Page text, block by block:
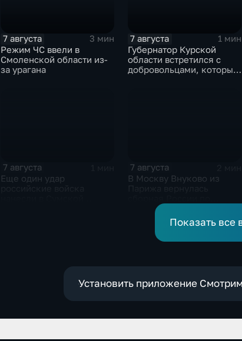
7 августа
3 мин
Режим ЧС ввели в
Смоленской области из-
за урагана
7 августа
1 мин
Губернатор Курской
области встретился с
добровольцами, которые
7 августа
Еще один удар
7 августа
В Москву Внуково из
синхронному плаванию
Показать все
Установить приложение Смотрим